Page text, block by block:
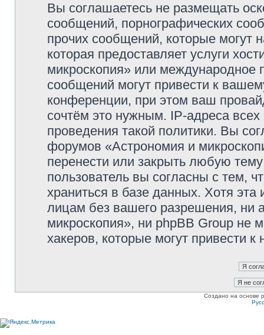
Вы соглашаетесь не размещать
сообщений, порнографических
прочих сообщений, которые могут
которая предоставляет услуги
микроскопия» или международное
сообщений могут привести к
конференции, при этом ваш
сочтём это нужным. IP-адреса
проведения такой политики. Вы
форумов «Астрономия и
перенести или закрыть любую
пользователь вы согласны с тем,
храниться в базе данных. Хотя
лицам без вашего разрешения, ни
микроскопия», ни phpBB Group не
хакеров, которые могут привести
Создано на основе